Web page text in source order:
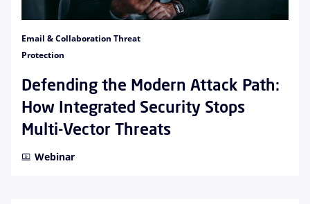
Email & Collaboration Threat
Protection
Defending the Modern Attack Path:
How Integrated Security Stops
Multi-Vector Threats
Webinar